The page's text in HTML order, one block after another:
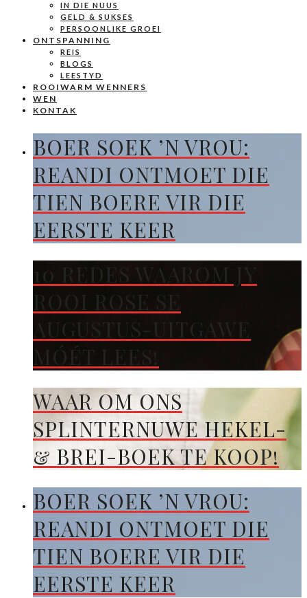
IN DIE NUUS
GELD & SUKSES
PERSOONLIKE GROEI
ONTSPANNING
REIS
BLOGS
LEESTYD
ROOIWARM WENNERS
WEN
KONTAK
BOER SOEK ’N VROU:
REANDI ONTMOET DIE
TIEN BOERE VIR DIE
EERSTE KEER
10 REDES WAAROM JY
ROOI ROSE SE
AUGUSTUS-UITGAWE
MÓÉT LEES!
WAAR OM ONS
SPLINTERNUWE HEKEL-
& BREI-BOEK TE KOOP!
BOER SOEK ’N VROU:
REANDI ONTMOET DIE
TIEN BOERE VIR DIE
EERSTE KEER